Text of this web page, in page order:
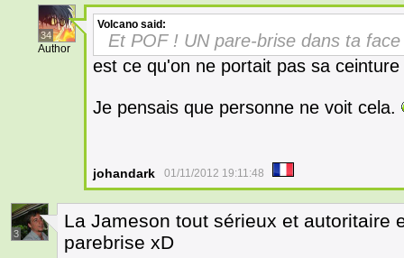
34
Author
Volcano said:
Et POF ! UN pare-brise dans ta
est ce qu'on ne portait pas sa
Je pensais que personne ne voit cela.
johandark 01/11/2012 19:11:48
3
La Jameson tout sérieux et autoritaire
parebrise xD